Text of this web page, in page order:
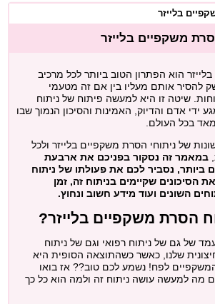
בלייזר
בלייזר
משקפיים בלייזר
הוא הפתרון הטוב ביותר לכל מרכיב
להסיר אותם מעליו בין אם זה מטעמי
שיטה זו היא למעשה פיתוח של ניתוח
ידי אדם והדיוק, האמינות והסיכון הנמוך שבו
בכל העולם.
של ניתוחי הסרת משקפיים בלייזר ולכל
במאמר זה נסקור בפניכם את ארבעת
ביותר, נסביר לכם את פעולתו של ניתוח
הסיכונים שקיימים בניתוח זה, זמן
השונים ועוד מידע חשוב ונחוץ.
הסרת משקפיים בלייזר?
של גם של ניתוח רפואי וגם של ניתוח
שלנו, כאשר כשהתוצאה הסופית היא
המשקפיים לפח! נשמע לכם טוב?? אז בואו
מה למעשה עושה ניתוח זה ולמה הוא כל כך